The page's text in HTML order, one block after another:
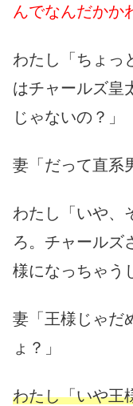
んでなんだかか
わたし「ちょっ
はチャールズ
じゃないの？」
妻「だって直系
わたし「いや、
ろ。チャールズ
様になっちゃう
妻「王様じゃ
ょ？」
わたし「いや